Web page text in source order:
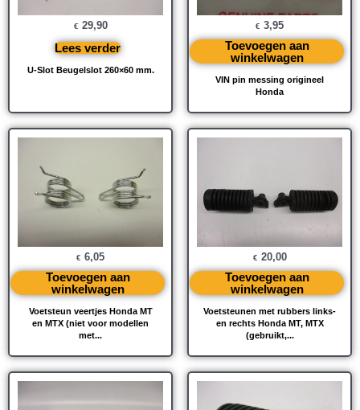
U-Slot Beugelslot 260×60 mm.
€ 29,90
Lees verder
VIN pin messing origineel
Honda
€ 3,95
Toevoegen aan
winkelwagen
Voetsteun veertjes Honda MT
en MTX (niet voor modellen
met...
€ 6,05
Toevoegen aan
winkelwagen
Voetsteunen met rubbers links-
en rechts Honda MT, MTX
(gebruikt,...
€ 20,00
Toevoegen aan
winkelwagen